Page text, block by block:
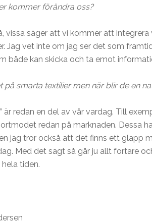
kommer förändra oss?
vissa säger att vi kommer att integrera
Jag vet inte om jag ser det som
både kan skicka och ta emot
på smarta textilier men när blir de en
är redan en del av vår vardag. Till
redan på marknaden. Dessa
jag tror också att det finns ett glapp
Med det sagt så går ju allt fortare
tiden.